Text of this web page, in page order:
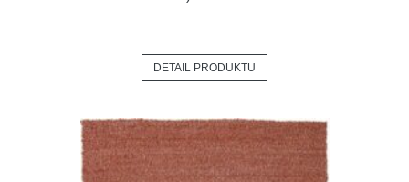
DETAIL PRODUKTU